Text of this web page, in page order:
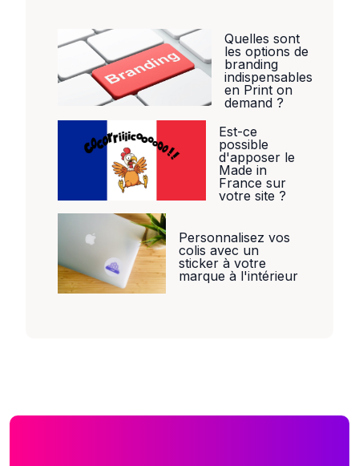
Quelles sont
les options de
branding
indispensables
en Print on
demand ?
Est-ce
possible
d'apposer le
Made in
France sur
votre site ?
Personnalisez vos
colis avec un
sticker à votre
marque à l'intérieur